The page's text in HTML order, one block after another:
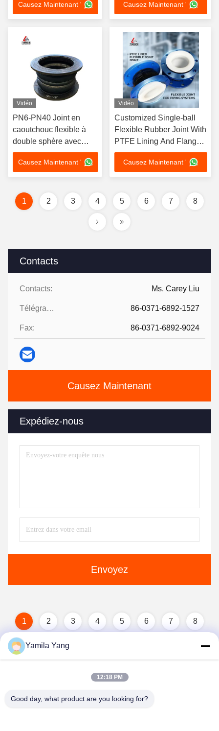
Contacts
Contacts: Ms. Carey Liu
Télégramme: 86-0371-6892-1527
Fax: 86-0371-6892-9024
Causez Maintenant
Expédiez-nous
Envoyez
mouvement axial
Causez Maintenant ' Causez Maintenant '
Vidéo
PN6-PN40 Joint en
caoutchouc flexible à
double sphère avec
absorption des
vibrations sans bride
Causez Maintenant '
Vidéo
Customized Single-ball
Flexible Rubber Joint With
PTFE Lining And Flanged
Connection
Causez Maintenant '
1 2 3 4 5 6 7 8
1 2 3 4 5 6 7 8
Yamila Yang
12:18 PM
Good day, what product are you looking for?